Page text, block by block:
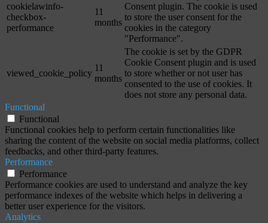
cookielawinfo-
checkbox-
performance
11
months
Consent plugin. The cookie is used
to store the user consent for the
cookies in the category
"Performance".
viewed_cookie_policy
11
months
The cookie is set by the GDPR
Cookie Consent plugin and is used
to store whether or not user has
consented to the use of cookies. It
does not store any personal data.
Functional
Functional
Functional cookies help to perform certain functionalities like
sharing the content of the website on social media platforms, collect
feedbacks, and other third-party features.
Performance
Performance
Performance cookies are used to understand and analyze the key
performance indexes of the website which helps in delivering a
better user experience for the visitors.
Analytics